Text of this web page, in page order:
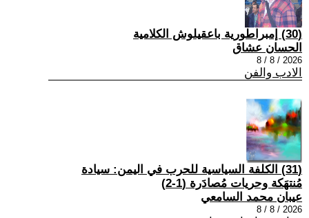
(30) إمبراطورية باعقيلوش الكلامية
الحسان عشاق
2026 / 8 / 8
الادب والفن
(31) الكلفة السياسية للحرب في اليمن: سيادة
مُنتهَكة وحريات مُصادَرة (1-2)
عيبان محمد السامعي
2026 / 8 / 8